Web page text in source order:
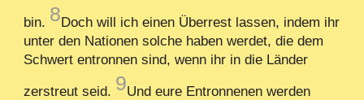
bin. 8Doch will ich einen Überrest lassen, indem ihr
unter den Nationen solche haben werdet, die dem
Schwert entronnen sind, wenn ihr in die Länder
zerstreut seid. 9Und eure Entronnenen werden